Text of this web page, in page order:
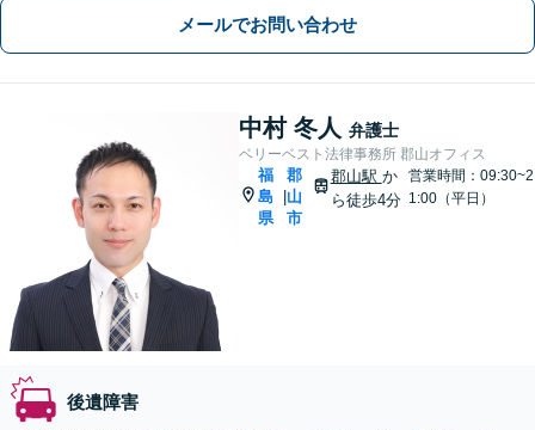
寧にサポートいたします【地元・福島
市出身の弁護士】
メールでお問い合わせ
中村 冬人 弁護士
ベリーベスト法律事務所 郡山オフィス
福
島
県
郡
山
市
郡山駅 か
ら徒歩4分
営業時間：09:30~2
1:00（平日）
後遺障害